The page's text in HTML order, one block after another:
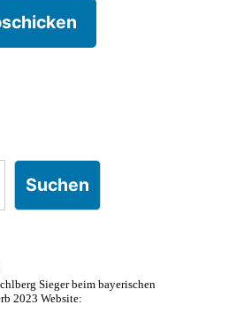
Suchen
Sieger beim bayerischen
2023 Website: